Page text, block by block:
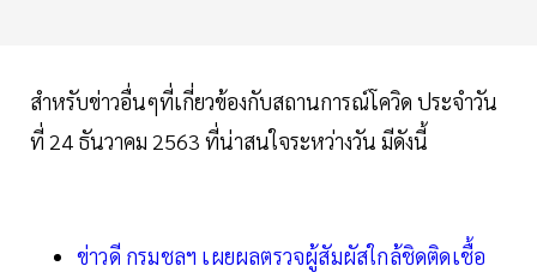
สำหรับข่าวอื่นๆที่เกี่ยวข้องกับสถานการณ์โควิด ประจำวัน
ที่ 24 ธันวาคม 2563 ที่น่าสนใจระหว่างวัน มีดังนี้
ข่าวดี กรมชลฯ เผยผลตรวจผู้สัมผัสใกล้ชิดติดเชื้อ